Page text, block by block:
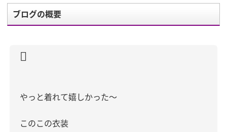
ブログの概要
やっと着れて嬉しかった〜
このこの衣装